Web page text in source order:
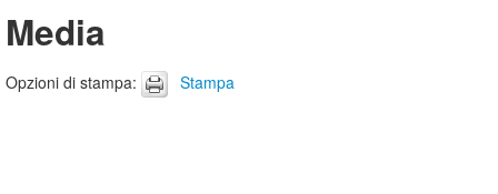
Media
Opzioni di stampa: Stampa